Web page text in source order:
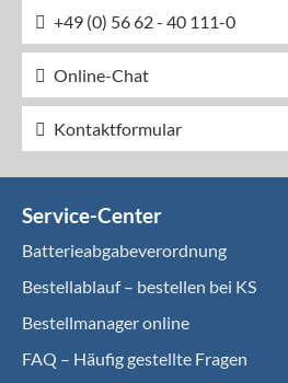
+49 (0) 56 62 - 40 111-0
Online-Chat
Kontaktformular
Service-Center
Batterieabgabeverordnung
Bestellablauf – bestellen bei KS
Bestellmanager online
FAQ – Häufig gestellte Fragen